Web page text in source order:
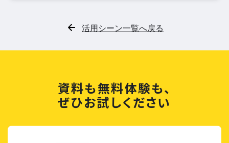
活用シーン一覧へ戻る
資料も無料体験も、
ぜひお試しください